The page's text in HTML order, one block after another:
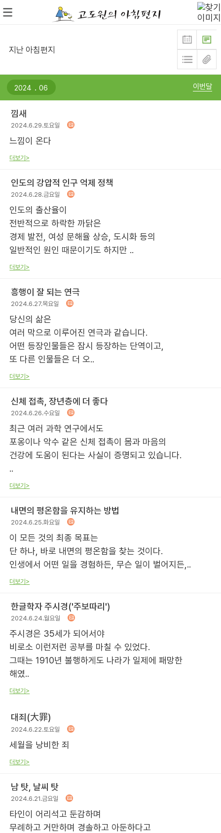
지난 아침편지
. 이번달
낌새
2024.6.29.토요일
느낌이 온다
더보기>
인도의 강압적 인구 억제 정책
2024.6.28.금요일
인도의 출산율이
전반적으로 하락한 까닭은
경제 발전, 여성 문해율 상승, 도시화 등의
일반적인 원인 때문이기도 하지만 ..
더보기>
흥행이 잘 되는 연극
2024.6.27.목요일
당신의 삶은
여러 막으로 이루어진 연극과 같습니다.
어떤 등장인물들은 잠시 등장하는 단역이고,
또 다른 인물들은 더 오..
더보기>
신체 접촉, 장년층에 더 좋다
2024.6.26.수요일
최근 여러 과학 연구에서도
포옹이나 악수 같은 신체 접촉이 몸과 마음의
건강에 도움이 된다는 사실이 증명되고 있습니다.
..
더보기>
내면의 평온함을 유지하는 방법
2024.6.25.화요일
이 모든 것의 최종 목표는
단 하나, 바로 내면의 평온함을 찾는 것이다.
인생에서 어떤 일을 경험하든, 무슨 일이 벌어지든,..
더보기>
한글학자 주시경('주보따리')
2024.6.24.월요일
주시경은 35세가 되어서야
비로소 이런저런 공부를 마칠 수 있었다.
그때는 1910년 불행하게도 나라가 일제에 패망한
해였..
더보기>
대죄(大罪)
2024.6.22.토요일
세월을 낭비한 죄
더보기>
남 탓, 날씨 탓
2024.6.21.금요일
타인이 어리석고 둔감하며
무례하고 거만하며 경솔하고 아둔하다고